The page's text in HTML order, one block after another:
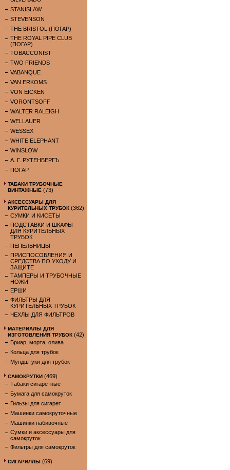
STANISLAW
STEVENSON
THE BRISTOL (ПОГАР)
THE ROYAL PIPE CLUB
(ПОГАР)
TOBACCONIST
TWO FRIENDS
VABANQUE
VAN ERKOMS
VON EICKEN
VORONTSOFF
WALTER RALEIGH
WELLAUER
WESSEX
WHITE ELEPHANT
WINSLOW
А. Г. РУТЕНБЕРГЪ
ПОГАР
ТАБАКИ ТРУБОЧНЫЕ
ВИНТАЖНЫЕ (73)
АКСЕССУАРЫ ДЛЯ
КУРИТЕЛЬНЫХ ТРУБОК (362)
СУМКИ И КИСЕТЫ
ПОДСТАВКИ И ШКАФЫ
ДЛЯ КУРИТЕЛЬНЫХ
ТРУБОК
ПЕПЕЛЬНИЦЫ
ПРИСПОСОБЛЕНИЯ И
СРЕДСТВА ПО УХОДУ И
ЗАЩИТЕ
ТАМПЕРЫ И ТРУБОЧНЫЕ
НОЖИ
ЕРШИ
ФИЛЬТРЫ ДЛЯ
КУРИТЕЛЬНЫХ ТРУБОК
ЧЕХЛЫ ДЛЯ ФИЛЬТРОВ
МАТЕРИАЛЫ ДЛЯ
ИЗГОТОВЛЕНИЯ ТРУБОК (42)
Бриар, морта, олива
Кольца для трубок
Мундштуки для трубок
САМОКРУТКИ (469)
Табаки сигаретные
Бумага для самокруток
Гильзы для сигарет
Машинки самокруточные
Машинки набивочные
Сумки и аксессуары для
самокруток
Фильтры для самокруток
СИГАРИЛЛЫ (69)